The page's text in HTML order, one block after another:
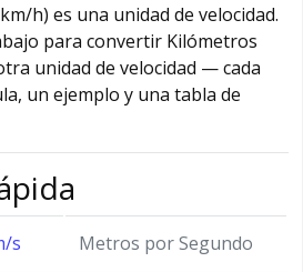
h) es una unidad de velocidad.
para convertir Kilómetros
unidad de velocidad — cada
un ejemplo y una tabla de
s Metros por Segundo